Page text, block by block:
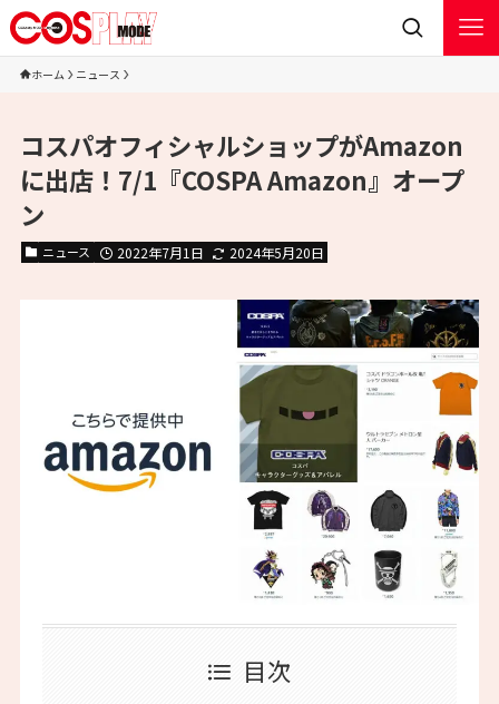
ホーム ニュース
コスパオフィシャルショップがAmazon
に出店！7/1『COSPA Amazon』オープ
ン
ニュース 2022年7月1日 2024年5月20日
目次